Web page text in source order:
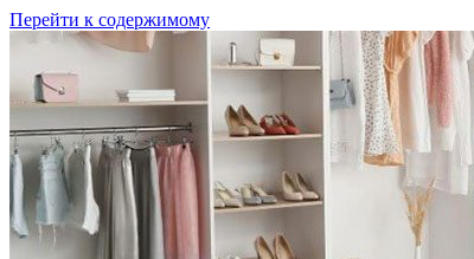
Перейти к содержимому